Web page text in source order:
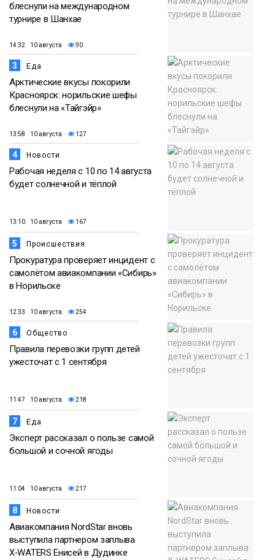
блеснули на международном
турнире в Шанхае
14:32 10 августа 90
3 Еда
Арктические вкусы покорили
Красноярск: норильские шефы
блеснули на «Тайгэйр»
13:58 10 августа 127
4 Новости
Рабочая неделя с 10 по 14 августа
будет солнечной и тёплой
13:10 10 августа 167
5 Происшествия
Прокуратура проверяет инцидент с
самолётом авиакомпании «Сибирь»
в Норильске
12:33 10 августа 254
6 Общество
Правила перевозки групп детей
ужесточат с 1 сентября
11:47 10 августа 218
7 Еда
Эксперт рассказал о пользе самой
большой и сочной ягоды
11:04 10 августа 217
8 Новости
Авиакомпания NordStar вновь
выступила партнером заплыва
X‑WATERS Енисей в Дудинке